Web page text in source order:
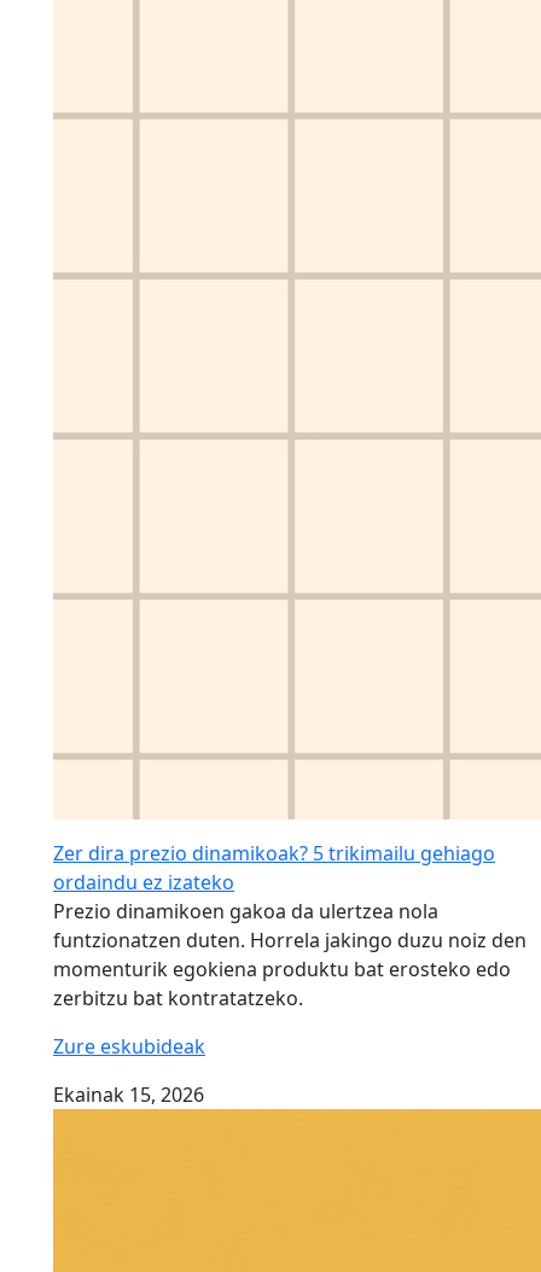
Zer dira prezio dinamikoak? 5 trikimailu gehiago
ordaindu ez izateko
Prezio dinamikoen gakoa da ulertzea nola
funtzionatzen duten. Horrela jakingo duzu noiz den
momenturik egokiena produktu bat erosteko edo
zerbitzu bat kontratatzeko.
Zure eskubideak
Ekainak 15, 2026